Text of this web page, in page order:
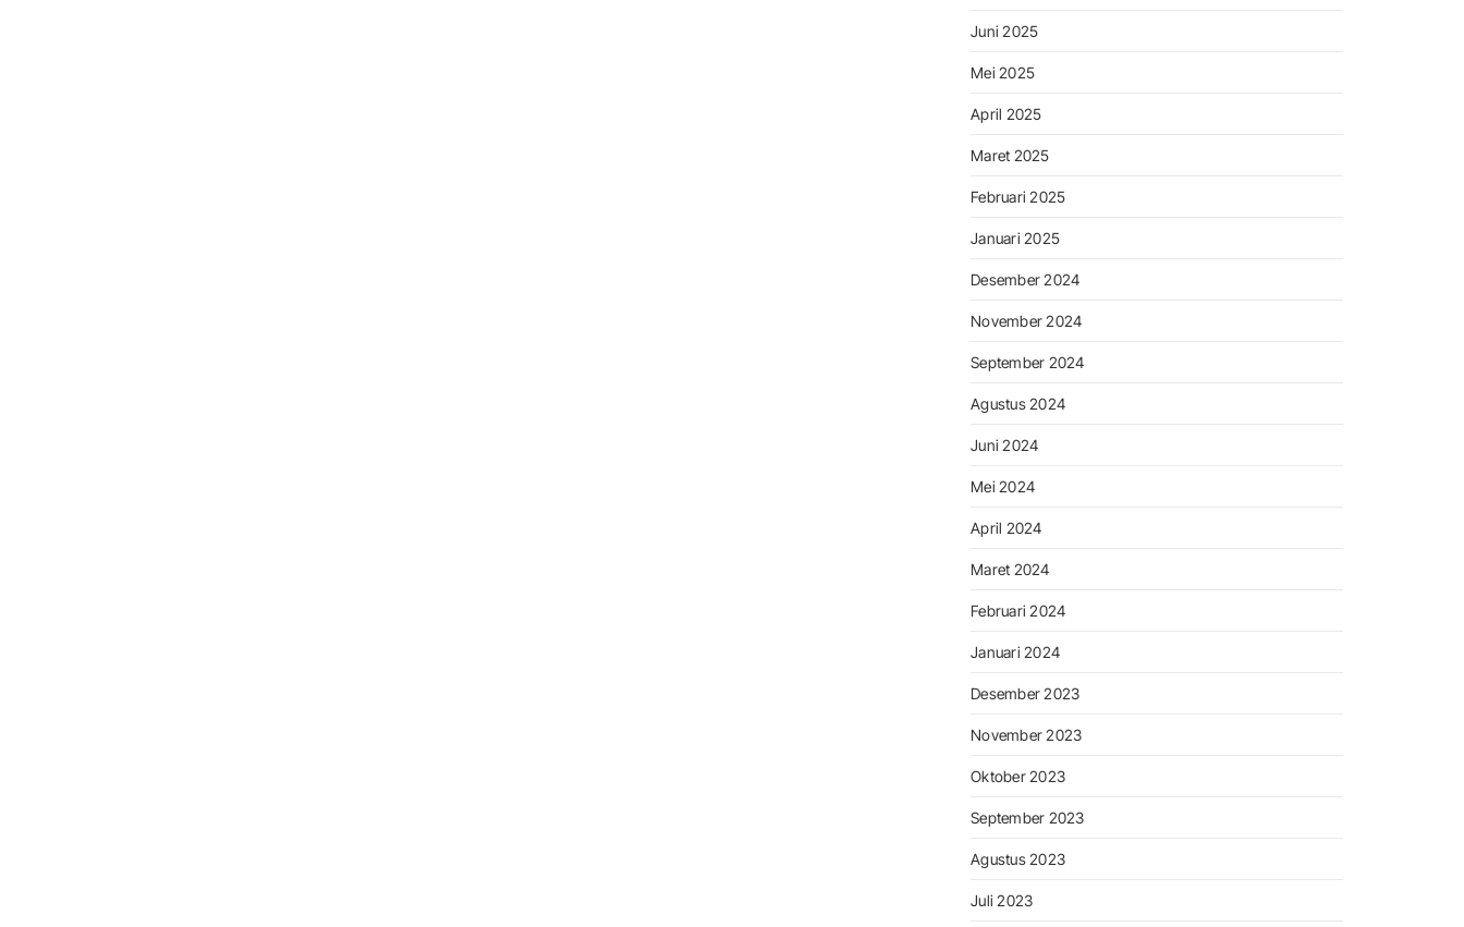
Juni 2025
Mei 2025
April 2025
Maret 2025
Februari 2025
Januari 2025
Desember 2024
November 2024
September 2024
Agustus 2024
Juni 2024
Mei 2024
April 2024
Maret 2024
Februari 2024
Januari 2024
Desember 2023
November 2023
Oktober 2023
September 2023
Agustus 2023
Juli 2023